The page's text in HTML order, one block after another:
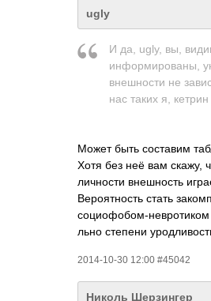
ugly
И да, ugly, вы,
информированы,
внешности не
нас таких я,
Может быть составим
Хотя без неё вам скажу,
личности внешность
Вероятность стать
социофобом-
льно степени
2014-10-30 12:00 #45042
Николь Шерзингер